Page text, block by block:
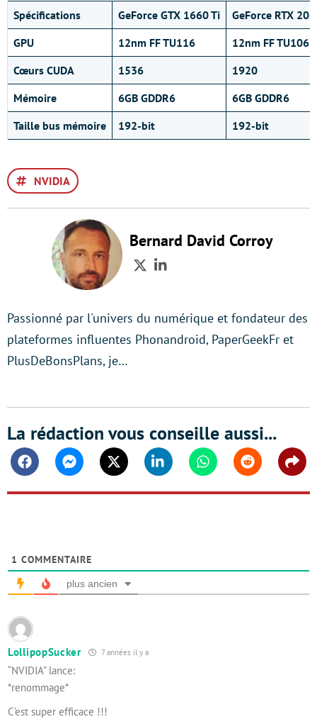
Spécifications GeForce GTX 1660 Ti
GeForce RTX
GPU
12nm FF TU116
12nm FF TU106
Cœurs CUDA
1536
1920
Mémoire
6GB GDDR6
6GB GDDR6
Taille bus mémoire
192-bit 192-bit
NVIDIA
Bernard David Corroy
TwitterLinkedIn
Passionné par l'univers du numérique et fondateur des
plateformes influentes Phonandroid, PaperGeekFr et
PlusDeBonsPlans, je…
La rédaction vous conseille aussi...
FacebookMessengerTwitter Linkedin WhatsappReddit
1 COMMENTAIRE
plus ancien
LollipopSucker 7 années il y a
“NVIDIA” lance:
*renommage*
C’est super efficace !!!